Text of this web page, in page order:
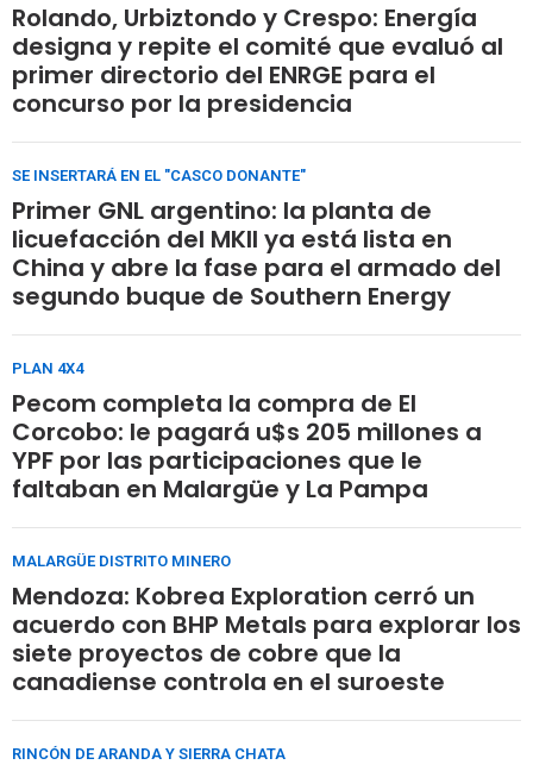
Rolando, Urbiztondo y Crespo: Energía
designa y repite el comité que evaluó al
primer directorio del ENRGE para el
concurso por la presidencia
SE INSERTARÁ EN EL "CASCO DONANTE"
Primer GNL argentino: la planta de
licuefacción del MKII ya está lista en
China y abre la fase para el armado del
segundo buque de Southern Energy
PLAN 4X4
Pecom completa la compra de El
Corcobo: le pagará u$s 205 millones a
YPF por las participaciones que le
faltaban en Malargüe y La Pampa
MALARGÜE DISTRITO MINERO
Mendoza: Kobrea Exploration cerró un
acuerdo con BHP Metals para explorar los
siete proyectos de cobre que la
canadiense controla en el suroeste
RINCÓN DE ARANDA Y SIERRA CHATA